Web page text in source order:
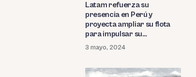
Latam refuerza su
presencia en Perú y
proyecta ampliar su flota
para impulsar su
recuperación
3 mayo, 2024